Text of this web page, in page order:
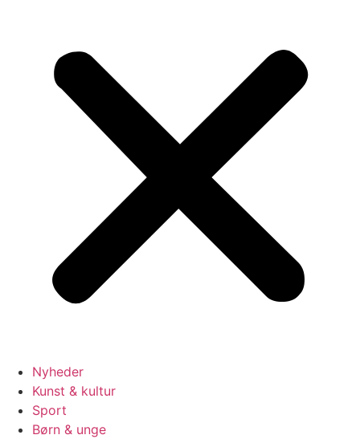
Nyheder
Kunst & kultur
Sport
Børn & unge